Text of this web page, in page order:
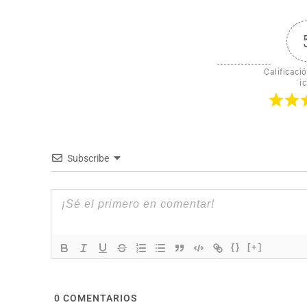
Subscribe
{} [+]
0 COMENTARIOS